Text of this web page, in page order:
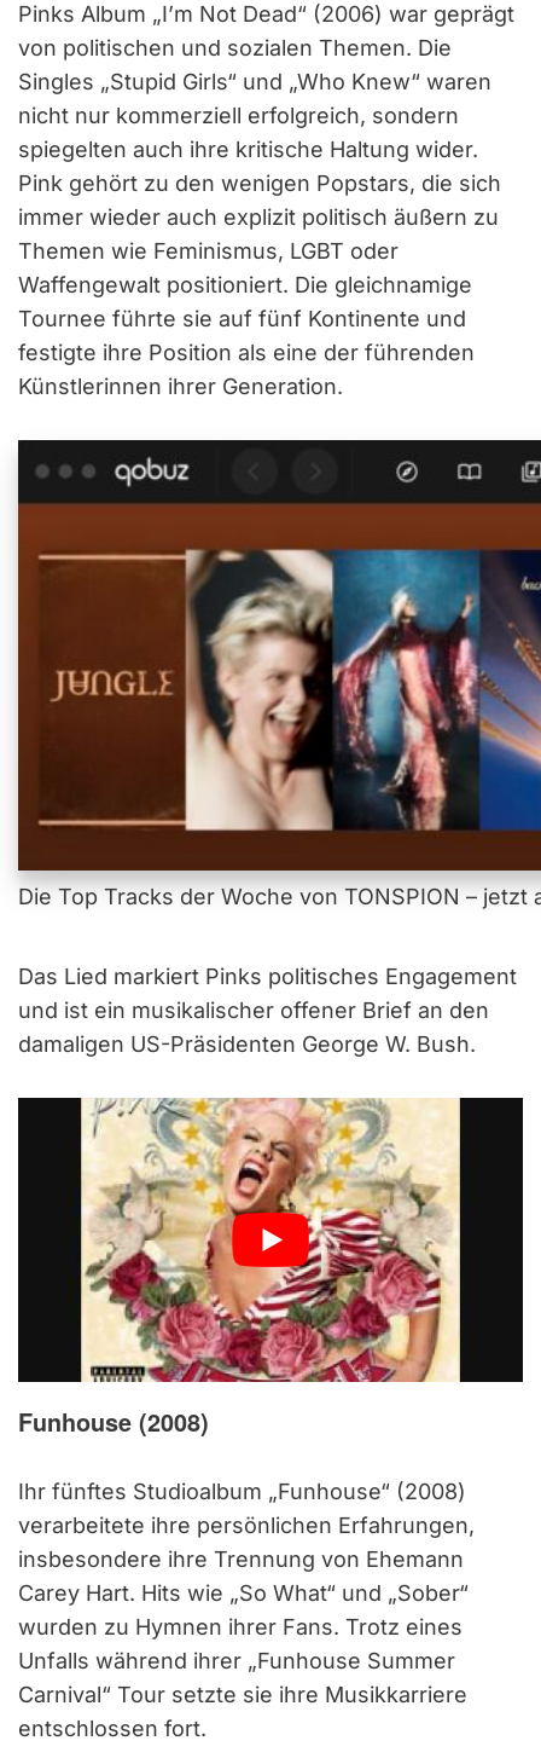
Pinks Album „I’m Not Dead“ (2006) war geprägt
von politischen und sozialen Themen. Die
Singles „Stupid Girls“ und „Who Knew“ waren
nicht nur kommerziell erfolgreich, sondern
spiegelten auch ihre kritische Haltung wider.
Pink gehört zu den wenigen Popstars, die sich
immer wieder auch explizit politisch äußern zu
Themen wie Feminismus, LGBT oder
Waffengewalt positioniert. Die gleichnamige
Tournee führte sie auf fünf Kontinente und
festigte ihre Position als eine der führenden
Künstlerinnen ihrer Generation.
Die Top Tracks der Woche von TONSPION –
Das Lied markiert Pinks politisches Engagement
und ist ein musikalischer offener Brief an den
damaligen US-Präsidenten George W. Bush.
Funhouse (2008)
Ihr fünftes Studioalbum „Funhouse“ (2008)
verarbeitete ihre persönlichen Erfahrungen,
insbesondere ihre Trennung von Ehemann
Carey Hart. Hits wie „So What“ und „Sober“
wurden zu Hymnen ihrer Fans. Trotz eines
Unfalls während ihrer „Funhouse Summer
Carnival“ Tour setzte sie ihre Musikkarriere
entschlossen fort.